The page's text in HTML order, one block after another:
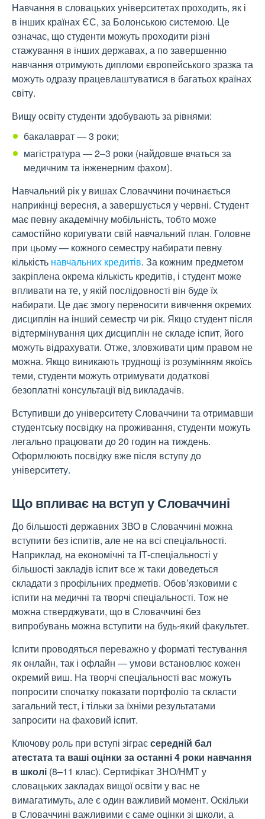
Навчання в словацьких університетах проходить, як і
в інших країнах ЄС, за Болонською системою. Це
означає, що студенти можуть проходити різні
стажування в інших державах, а по завершенню
навчання отримують дипломи європейського зразка та
можуть одразу працевлаштуватися в багатьох країнах
світу.
Вищу освіту студенти здобувають за рівнями:
бакалаврат — 3 роки;
магістратура — 2–3 роки (найдовше вчаться за
медичним та інженерним фахом).
Навчальний рік у вишах Словаччини починається
наприкінці вересня, а завершується у червні. Студент
має певну академічну мобільність, тобто може
самостійно коригувати свій навчальний план. Головне
при цьому — кожного семестру набирати певну
кількість навчальних кредитів. За кожним предметом
закріплена окрема кількість кредитів, і студент може
впливати на те, у якій послідовності він буде їх
набирати. Це дає змогу переносити вивчення окремих
дисциплін на інший семестр чи рік. Якщо студент після
відтермінування цих дисциплін не складе іспит, його
можуть відрахувати. Отже, зловживати цим правом не
можна. Якщо виникають труднощі із розумінням якоїсь
теми, студенти можуть отримувати додаткові
безоплатні консультації від викладачів.
Вступивши до університету Словаччини та отримавши
студентську посвідку на проживання, студенти можуть
легально працювати до 20 годин на тиждень.
Оформлюють посвідку вже після вступу до
університету.
Що впливає на вступ у Словаччині
До більшості державних ЗВО в Словаччині можна
вступити без іспитів, але не на всі спеціальності.
Наприклад, на економічні та ІТ-спеціальності у
більшості закладів іспит все ж таки доведеться
складати з профільних предметів. Обов’язковими є
іспити на медичні та творчі спеціальності. Тож не
можна стверджувати, що в Словаччині без
випробувань можна вступити на будь-який факультет.
Іспити проводяться переважно у форматі тестування
як онлайн, так і офлайн — умови встановлює кожен
окремий виш. На творчі спеціальності вас можуть
попросити спочатку показати портфоліо та скласти
загальний тест, і тільки за їхніми результатами
запросити на фаховий іспит.
Ключову роль при вступі зіграєсередній бал
атестата та ваші оцінки за останні 4 роки навчання
в школі (8–11 клас). Сертифікат ЗНО/НМТ у
словацьких закладах вищої освіти у вас не
вимагатимуть, але є один важливий момент. Оскільки
в Словаччині важливими є саме оцінки зі школи, а